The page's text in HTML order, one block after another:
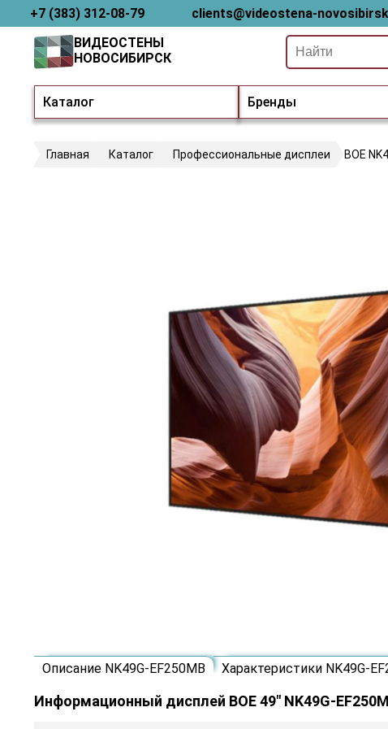
+7 (383) 312-08-79 clients@videostena-
Каталог Бренды
ВИДЕОСТЕНЫ
НОВОСИБИРСК
Главная Каталог Профессиональные дисплеи BOE
Описание NK49G-EF250MB Характеристики NK49G-
Информационный дисплей BOE 49" NK49G-